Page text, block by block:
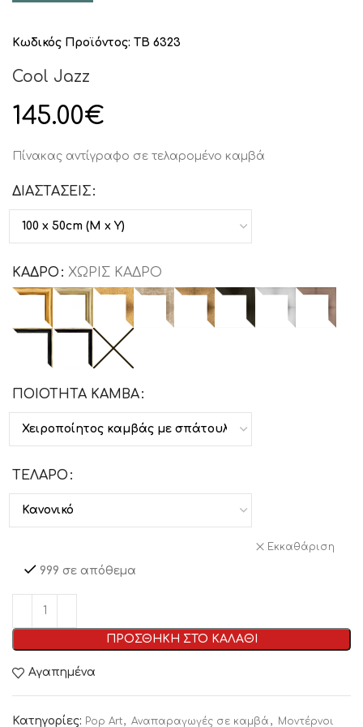
Κωδικός Προϊόντος: TB 6323
Cool Jazz
145.00€
Πίνακας αντίγραφο σε τελαρομένο καμβά
ΔΙΑΣΤΑΣΕΙΣ
ΚΑΔΡΟ ΧΩΡΙΣ ΚΑΔΡΟ
ΠΟΙΟΤΗΤΑ ΚΑΜΒΑ
ΤΕΛΑΡΟ
Εκκαθάριση
999 σε απόθεμα
ΠΡΟΣΘΗΚΗ ΣΤΟ ΚΑΛΑΘΙ
Αγαπημένα
Κατηγορίες: Pop Art, Αναπαραγωγές σε καμβά , Μοντέρνοι